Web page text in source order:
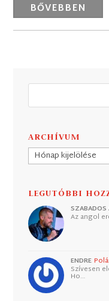
BŐVEBBEN
ARCHÍVUM
Archívum
LEGUTÓBBI
SZABADOS
Az angol
ENDRE
Szívesen
Ho…